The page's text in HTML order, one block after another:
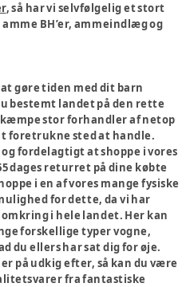
, så har vi selvfølgelig et stort
BH’er, ammeindlæg og
gøre tiden med dit barn
bestemt landet på den rette
kæmpe stor forhandler af netop
foretrukne sted at handle.
fordelagtigt at shoppe i vores
dages returret på dine købte
i en af vores mange fysiske
for dette, da vi har
i hele landet. Her kan
forskellige typer vogne,
du ellers har sat dig for øje.
på udkig efter, så kan du være
fra fantastiske